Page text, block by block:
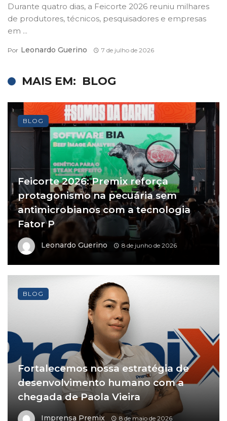
Durante quatro dias, a Feicorte 2026 reuniu milhares
de produtores, técnicos, pesquisadores e empresas
em ...
Por Leonardo Guerino 7 de julho de 2026
MAIS EM: BLOG
Feicorte 2026: Premix reforça
protagonismo na pecuária sem
antimicrobianos com a tecnologia
Fator P
Leonardo Guerino 8 de junho de 2026
BLOG
Fortalecemos nossa estratégia de
desenvolvimento humano com a
chegada de Paola Vieira
Imprensa Premix 8 de maio de 2026
BLOG